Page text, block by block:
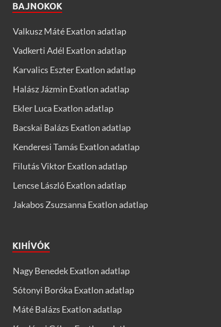
BAJNOKOK
Valkusz Máté Exatlon adatlap
Vadkerti Adél Exatlon adatlap
Karvalics Eszter Exatlon adatlap
Halász Jázmin Exatlon adatlap
Ekler Luca Exatlon adatlap
Bacskai Balázs Exatlon adatlap
Kenderesi Tamás Exatlon adatlap
Filutás Viktor Exatlon adatlap
Lencse László Exatlon adatlap
Jakabos Zsuzsanna Exatlon adatlap
KIHÍVÓK
Nagy Benedek Exatlon adatlap
Sótonyi Boróka Exatlon adatlap
Máté Balázs Exatlon adatlap